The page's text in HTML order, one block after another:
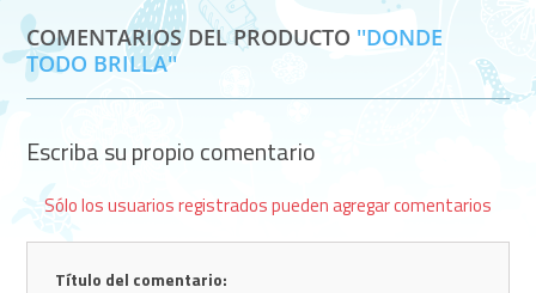
COMENTARIOS DEL PRODUCTO
DONDE
TODO BRILLA
Escriba su propio comentario
Sólo los usuarios registrados pueden agregar comentarios
Título del comentario: